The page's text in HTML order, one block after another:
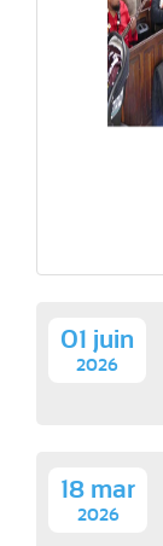
01 juin
2026
18 mar
2026